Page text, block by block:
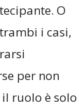
O
i casi,
per non
ruolo è solo